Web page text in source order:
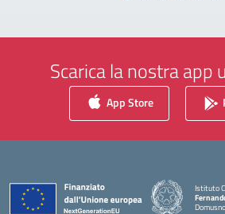
Scarica la nostra app
App Store
Istituto